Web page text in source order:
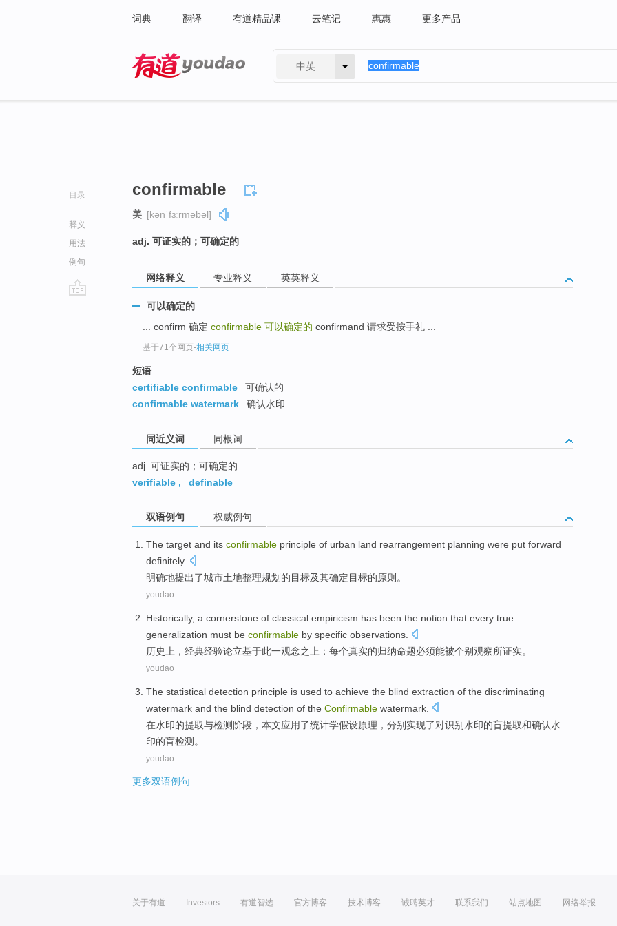
词典 翻译 有道精品课 云笔记 惠惠 更多产品
中英
目录
释义
用法
例句
confirmable
美 [kənˈfɜːrməbəl]
adj. 可证实的；可确定的
网络释义 专业释义 英英释义
可以确定的
... confirm 确定 confirmable 可以确定的 confirmand 请求受按手礼 ...
基于71个网页-相关网页
短语
certifiable confirmable
可确认的
confirmable watermark
确认水印
同近义词 同根词
adj. 可证实的；可确定的
verifiable , definable
双语例句 权威例句
The target and its confirmable principle of urban land rearrangement planning were put forward
definitely.
明确地提出了城市土地整理规划 的目标及其确定目标的原则 。
youdao
Historically, a cornerstone of classical empiricism has been the notion that every true
generalization must be confirmable by specific observations
历史上 ， 经典经验论立基于此一观念之上： 每个真实的归纳命题必须能被个别观察所证实。
youdao
The statistical detection principle is used to achieve the blind extraction of the discriminating
watermark and the blind detection of the Confirmable watermark.
在水印的提取与检测 阶段，本文应用了统计学假设原理 ，分别 实现了对识别水印的盲提取和确认水
印的盲检测。
youdao
更多双语例句
关于有道 Investors 有道智选 官方博客 技术博客 诚聘英才 联系我们 站点地图 网络举报